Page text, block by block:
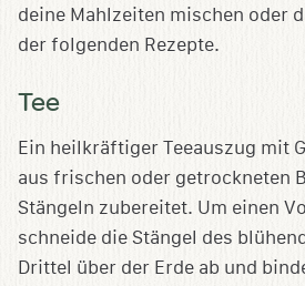
deine Mahlzeiten mischen oder
der folgenden Rezepte.
Tee
Ein heilkräftiger Teeauszug mit
aus frischen oder getrockneten
Stängeln zubereitet. Um einen
schneide die Stängel des
Drittel über der Erde ab und